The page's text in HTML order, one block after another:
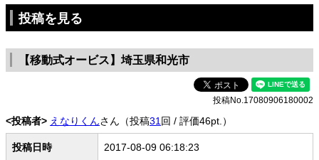
投稿を見る
【移動式オービス】埼玉県和光市
投稿No.17080906180002
<投稿者> えなりくんさん（投稿31 回 / 評価46pt.）
投稿日時 2017-08-09 06:18:23